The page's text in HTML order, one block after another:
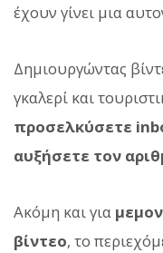
έχουν γίνει μια
Δημιουργώντας
γκαλερί και
προσελκύσετε
αυξήσετε τον
Ακόμη και για
βίντεο, το